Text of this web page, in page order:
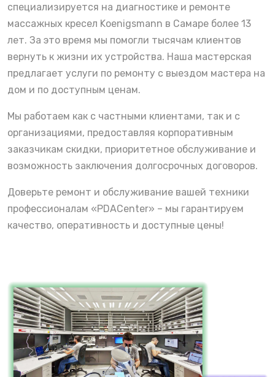
специализируется на диагностике и ремонте
массажных кресел Koenigsmann в Самаре более 13
лет. За это время мы помогли тысячам клиентов
вернуть к жизни их устройства. Наша мастерская
предлагает услуги по ремонту с выездом мастера на
дом и по доступным ценам.
Мы работаем как с частными клиентами, так и с
организациями, предоставляя корпоративным
заказчикам скидки, приоритетное обслуживание и
возможность заключения долгосрочных договоров.
Доверьте ремонт и обслуживание вашей техники
профессионалам «PDACenter» – мы гарантируем
качество, оперативность и доступные цены!